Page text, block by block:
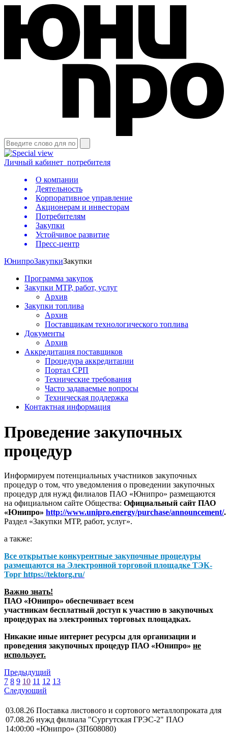
Личный кабинет потребителя
О компании
Деятельность
Корпоративное управление
Акционерам и инвесторам
Потребителям
Закупки
Устойчивое развитие
Пресс-центр
ЮнипроЗакупкиЗакупки
Программа закупок
Закупки МТР, работ, услуг
Архив
Закупки топлива
Архив
Поставщикам технологического топлива
Документы
Архив
Аккредитация поставщиков
Процедура аккредитации
Портал СРП
Технические требования
Часто задаваемые вопросы
Техническая поддержка
Контактная информация
Проведение закупочных
процедур
Информируем потенциальных участников закупочных
процедур о том, что уведомления о проведении закупочных
процедур для нужд филиалов ПАО «Юнипро» размещаются
на официальном сайте Общества: Официальный сайт ПАО
«Юнипро» http://www.unipro.energy/purchase/announcement/.
Раздел «Закупки МТР, работ, услуг».
а также:
Все открытые конкурентные закупочные процедуры
размещаются на Электронной торговой площадке ТЭК-
Торг https://tektorg.ru/
Важно знать!
ПАО «Юнипро» обеспечивает всем
участникам бесплатный доступ к участию в закупочных
процедурах на электронных торговых площадках.
Никакие иные интернет ресурсы для организации и
проведения закупочных процедур ПАО «Юнипро» не
использует.
Предыдущий
7 8 9 10 11 12 13
Следующий
03.08.26
07.08.26
14:00:00
Поставка листового и сортового металлопроката для
нужд филиала "Сургутская ГРЭС-2" ПАО
«Юнипро» (ЗП608080)